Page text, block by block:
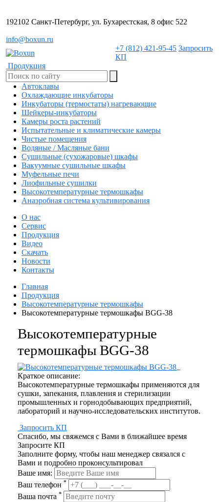
192102 Санкт-Петербург, ул. Бухарестская, 8 офис 522
info@boxun.ru
Продукция
Автоклавы
Охлаждающие инкубаторы
Инкубаторы (термостаты) нагревающие
Шейкеры-инкубаторы
Камеры роста растений
Испытательные и климатические камеры
Чистые помещения
Водяные / Масляные бани
Сушильные (сухожаровые) шкафы
Вакуумные сушильные шкафы
Муфельные печи
Лиофильные сушилки
Высокотемпературные термошкафы
Анаэробная система культивирования
+7 (812) 421-95-45 Запросить
КП
О нас
Сервис
Продукция
Видео
Скачать
Новости
Контакты
Главная
Продукция
Высокотемпературные термошкафы
Высокотемпературные термошкафы BGG-38
Высокотемпературные
термошкафы BGG-38
Краткое описание:
Высокотемпературные термошкафы применяются для
сушки, запекания, плавления и стерилизации
промышленных и горнодобывающих предприятий,
лабораторий и научно-исследовательских институтов.
Запросить КП
Спасибо, мы свяжемся с Вами в ближайшее время
Запросите КП
Заполните форму, чтобы наш менеджер связался с
Вами и подробно проконсультировал
Ваше имя:
Ваш телефон *
Ваша почта *